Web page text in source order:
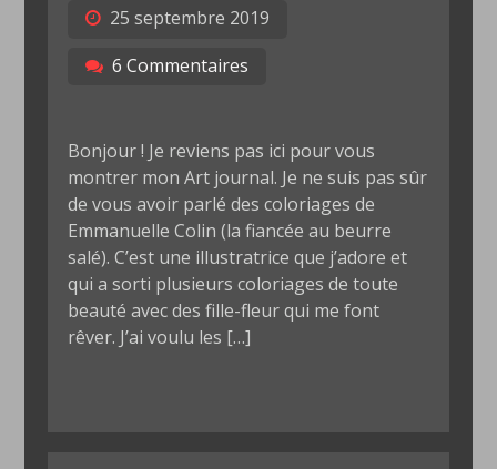
25 septembre 2019
6 Commentaires
Bonjour ! Je reviens pas ici pour vous
montrer mon Art journal. Je ne suis pas sûr
de vous avoir parlé des coloriages de
Emmanuelle Colin (la fiancée au beurre
salé). C’est une illustratrice que j’adore et
qui a sorti plusieurs coloriages de toute
beauté avec des fille-fleur qui me font
rêver. J’ai voulu les […]